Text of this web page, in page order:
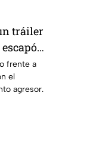
tráiler
|
frente a
el
agresor.